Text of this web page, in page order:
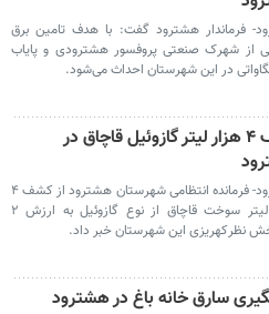
فرماندار هشترود گفت: با هدف تامین برق
از شهرک صنعتی پروفسور هشترودی و پایاب
کشف ۴ هزار لیتر گازوئیل قاچاق در
هشترود- فرمانده انتظامی شهرستان هشترود از کشف ۴
هزار لیتر سوخت قاچاق از نوع گازوئیل به ارزش ۲
سارق خانه باغ در هشترود